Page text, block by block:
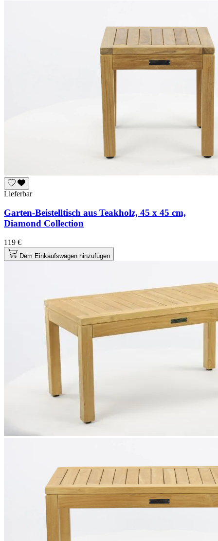
Lieferbar
Garten-Beistelltisch aus Teakholz, 45 x 45 cm,
Diamond Collection
119 €
Dem Einkaufswagen hinzufügen